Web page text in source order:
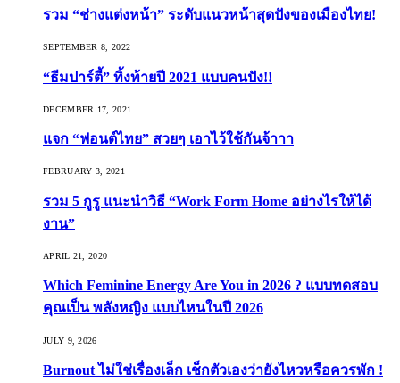
รวม “ช่างแต่งหน้า” ระดับแนวหน้าสุดปังของเมืองไทย!
SEPTEMBER 8, 2022
“ธีมปาร์ตี้” ทิ้งท้ายปี 2021 แบบคนปัง!!
DECEMBER 17, 2021
แจก “ฟอนต์ไทย” สวยๆ เอาไว้ใช้กันจ้าาา
FEBRUARY 3, 2021
รวม 5 กูรู แนะนำวิธี “Work Form Home อย่างไรให้ได้
งาน”
APRIL 21, 2020
Which Feminine Energy Are You in 2026 ? แบบทดสอบ
คุณเป็น พลังหญิง แบบไหนในปี 2026
JULY 9, 2026
Burnout ไม่ใช่เรื่องเล็ก เช็กตัวเองว่ายังไหวหรือควรพัก !